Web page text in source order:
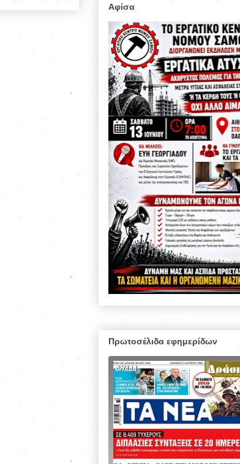
Αφίσα
Πρωτοσέλιδα εφημερίδων